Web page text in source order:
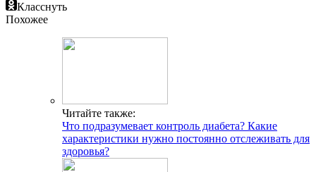
Класснуть
Похожее
Читайте также:
Что подразумевает контроль диабета? Какие
характеристики нужно постоянно отслеживать для
здоровья?